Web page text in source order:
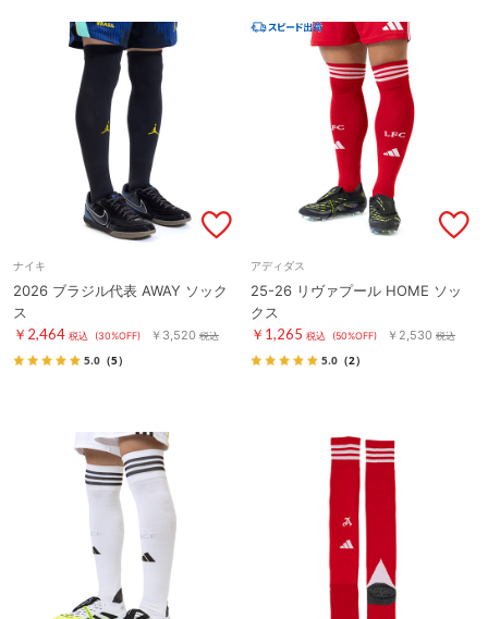
ナイキ
2026 ブラジル代表 AWAY ソック
ス
￥2,464 税込 (30%OFF) ￥3,520 税込
5.0 （5）
アディダス
25-26 リヴァプール HOME ソッ
クス
￥1,265 税込 (50%OFF) ￥2,530 税込
5.0 （2）